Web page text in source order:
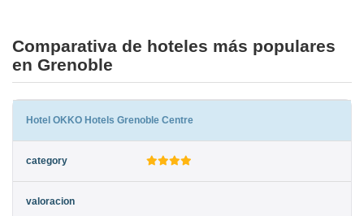
Comparativa de hoteles más populares
en Grenoble
Hotel OKKO Hotels Grenoble Centre